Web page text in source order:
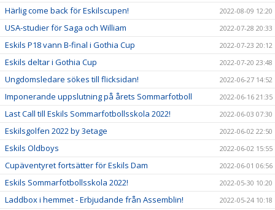
Härlig come back för Eskilscupen! 2022-08-09 12:20
USA-studier för Saga och William 2022-07-28 20:33
Eskils P18 vann B-final i Gothia Cup 2022-07-23 20:12
Eskils deltar i Gothia Cup 2022-07-20 23:48
Ungdomsledare sökes till flicksidan! 2022-06-27 14:52
Imponerande uppslutning på årets Sommarfotboll 2022-06-16 21:35
Last Call till Eskils Sommarfotbollsskola 2022! 2022-06-03 07:30
Eskilsgolfen 2022 by 3etage 2022-06-02 22:50
Eskils Oldboys 2022-06-02 15:55
Cupäventyret fortsätter för Eskils Dam 2022-06-01 06:56
Eskils Sommarfotbollsskola 2022! 2022-05-30 10:20
Laddbox i hemmet - Erbjudande från Assemblin! 2022-05-24 10:18